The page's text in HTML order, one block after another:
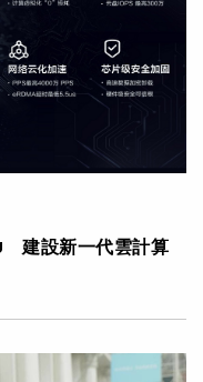
建設新一代雲計算